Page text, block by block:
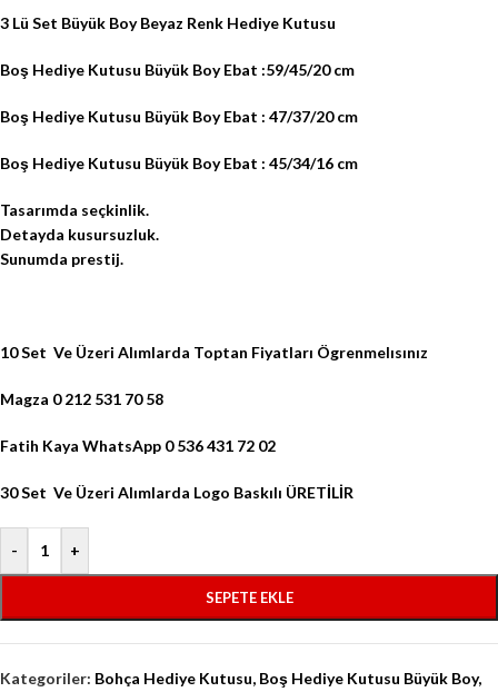
3 Lü Set Büyük Boy Beyaz Renk Hediye Kutusu
Boş Hediye Kutusu Büyük Boy Ebat :59/45/20 cm
Boş Hediye Kutusu Büyük Boy Ebat : 47/37/20 cm
Boş Hediye Kutusu Büyük Boy Ebat : 45/34/16 cm
Tasarımda seçkinlik.
Detayda kusursuzluk.
Sunumda prestij.
10 Set Ve Üzeri Alımlarda Toptan Fiyatları Ögrenmelısınız
Magza 0 212 531 70 58
Fatih Kaya WhatsApp 0 536 431 72 02
30 Set Ve Üzeri Alımlarda Logo Baskılı ÜRETİLİR
- +
SEPETE EKLE
Kategoriler: Bohça Hediye Kutusu, Boş Hediye Kutusu Büyük Boy,